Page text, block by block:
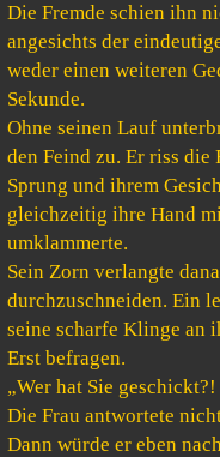
Die Fremde schien ihn
angesichts der
weder einen weiteren
Sekunde.
Ohne seinen Lauf
den Feind zu. Er riss
Sprung und ihrem
gleichzeitig ihre Hand
umklammerte.
Sein Zorn verlangte
durchzuschneiden. Ein
seine scharfe Klinge an
Erst befragen.
„Wer hat Sie
Die Frau antwortete
Dann würde er eben